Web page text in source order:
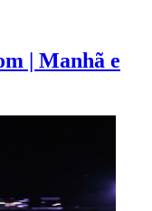
| Manhã e